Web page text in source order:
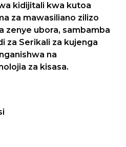
kidijitali kwa kutoa
za mawasiliano zilizo
zenye ubora, sambamba
za Serikali za kujenga
na
za kisasa.